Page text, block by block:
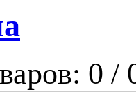
0 /